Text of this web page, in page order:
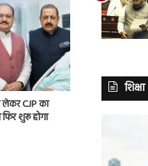
लेकर CJP का
फिर शुरू होगा
शिक्षा